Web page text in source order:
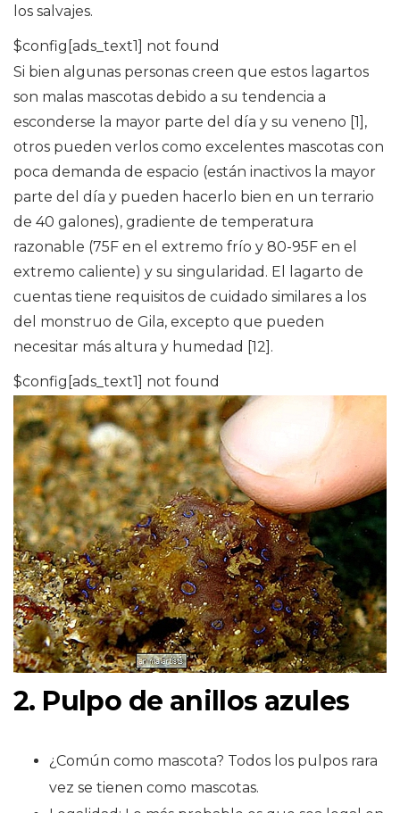
los salvajes.
$config[ads_text1] not found
Si bien algunas personas creen que estos lagartos
son malas mascotas debido a su tendencia a
esconderse la mayor parte del día y su veneno [1],
otros pueden verlos como excelentes mascotas con
poca demanda de espacio (están inactivos la mayor
parte del día y pueden hacerlo bien en un terrario
de 40 galones), gradiente de temperatura
razonable (75F en el extremo frío y 80-95F en el
extremo caliente) y su singularidad. El lagarto de
cuentas tiene requisitos de cuidado similares a los
del monstruo de Gila, excepto que pueden
necesitar más altura y humedad [12].
$config[ads_text1] not found
2. Pulpo de anillos azules
¿Común como mascota? Todos los pulpos rara
vez se tienen como mascotas.